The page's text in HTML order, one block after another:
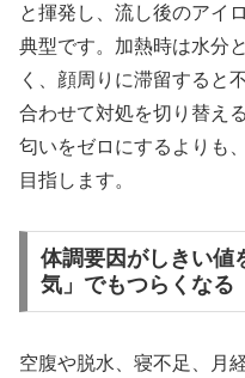
と揮発し、流し後のアイ
典型です。加熱時は水分
く、顔周りに滞留すると
合わせて対処を切り替え
匂いをゼロにするよりも
目指します。
体調要因がしきい値
気」でもつらくなる
空腹や脱水、寝不足、月